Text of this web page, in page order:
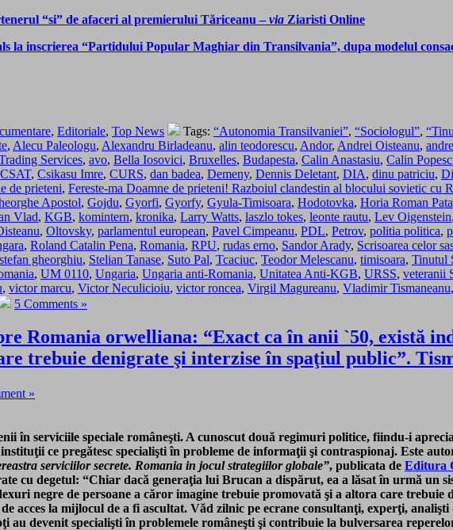
“si” de afaceri al premierului Tăriceanu – via Ziaristi Online
la inscrierea “Partidului Popular Maghiar din Transilvania”, dupa modelul
, Editoriale, Top News Tags: “Autonomia Transilvaniei”, “Sociologul”,
, Alecu Paleologu, Alexandru Birladeanu, alin teodorescu, Andor, Andrei Oisteanu,
Services, avo, Bella Iosovici, Bruxelles, Budapesta, Calin Anastasiu, Calin
CSAT, Csikasu Imre, CURS, dan badea, Demeny, Dennis Deletant, DIA, dinu patriciu,
de prieteni, Fereste-ma Doamne de prieteni! Razboiul clandestin al blocului sovietic cu
Apostol, Gojdu, Gyorfi, Gyorfy, Gyula-Timisoara, Hodotovka, Horia Roman
Vlad, KGB, komintern, kronika, Larry Watts, laszlo tokes, leonte rautu, Lev Oigenstein,
, Oltovsky, parlamentul european, Pavel Cimpeanu, PDL, Petrov, politia politica,
, Roland Catalin Pena, Romania, RPU, rudas erno, Sandor Arady, Scrisoarea celor
stefan gheorghiu, Stelian Tanase, Suto Pal, Tcaciuc, Teodor Melescanu, timisoara, Tinutul
, UM 0110, Ungaria, Ungaria anti-Romania, Unitatea Anti-KGB, URSS, veteranii
, victor marcu, Victor Neculicioiu, victor roncea, Virgil Magureanu, Vladimir Tismaneanu,
5 Comments »
Romania orwelliana: “Exact ca în anii `50, există
trebuie denigrate şi interzise în spaţiul public”.
»
în serviciile speciale româneşti. A cunoscut două regimuri politice, fiindu-i
ce pregătesc specialişti în probleme de informaţii şi contraspionaj. Este
serviciilor secrete. Romania in jocul strategiilor globale”, publicata de Editura
cu degetul: “Chiar dacă generaţia lui Brucan a dispărut, ea a lăsat în urmă un
negre de persoane a căror imagine trebuie promovată şi a altora care
acces la mijlocul de a fi ascultat. Văd zilnic pe ecrane consultanţi, experţi,
au devenit specialişti în problemele româneşti şi contribuie la bulversarea